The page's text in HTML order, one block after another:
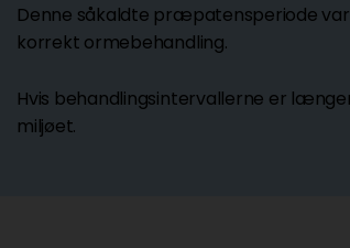
Denne såkaldte præpatensperiode
korrekt ormebehandling.
Hvis behandlingsintervallerne er
miljøet.